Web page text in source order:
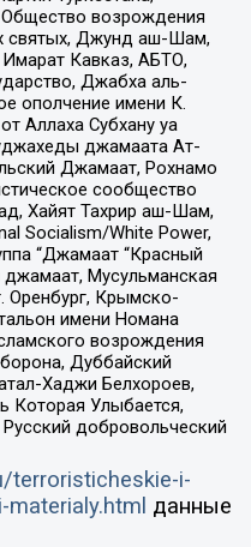
возрождения
святых, Джунд аш-Шам,
Кавказ, АБТО,
Джабха аль-
ополчение имени К.
Аллаха Субхану уа
джамаата Ат-
Джамаат, Рохнамо
сообщество
Хайят Тахрир аш-Шам,
Socialism/White Power,
“Джамаат “Красный
джамаат, Мусульманская
Оренбург, Крымско-
имени Номана
возрождения
Дуббайский
Хаджи Белхороев,
Которая Улыбается,
добровольческий
terroristicheskie-i-
данные